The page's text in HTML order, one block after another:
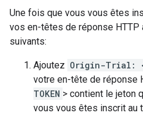
Une fois que vous vous êtes
vos en-têtes de réponse HTTP
suivants:
Ajoutez Origin-Trial:
votre en-tête de réponse
TOKEN > contient le jeton
vous vous êtes inscrit au